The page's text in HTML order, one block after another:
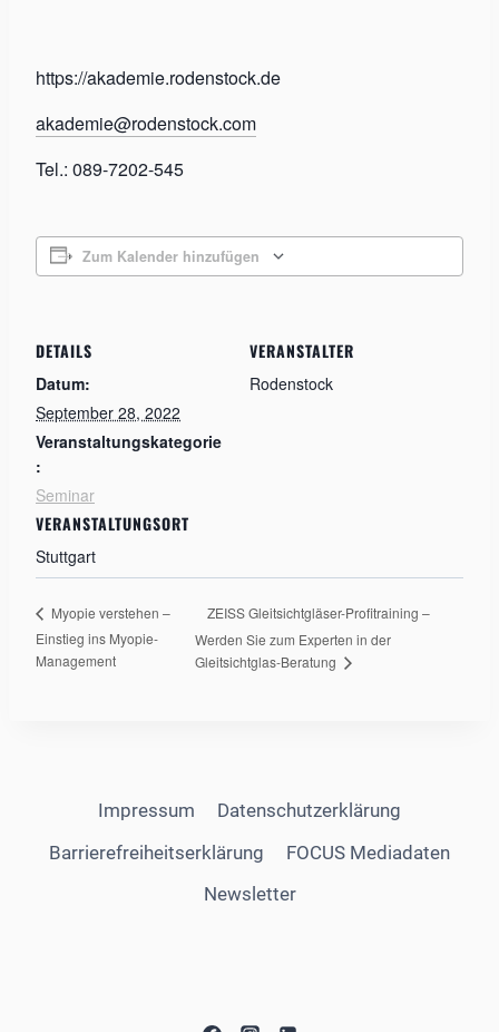
https://akademie.rodenstock.de
akademie@rodenstock.com
Tel.: 089-7202-545
Zum Kalender hinzufügen
DETAILS
Datum:
September 28, 2022
Veranstaltungskategorie
:
Seminar
VERANSTALTUNGSORT
Stuttgart
VERANSTALTER
Rodenstock
Myopie verstehen –
Einstieg ins Myopie-
Management
ZEISS Gleitsichtgläser-Profitraining –
Werden Sie zum Experten in der
Gleitsichtglas-Beratung
Impressum
Datenschutzerklärung
Barrierefreiheitserklärung
FOCUS Mediadaten
Newsletter